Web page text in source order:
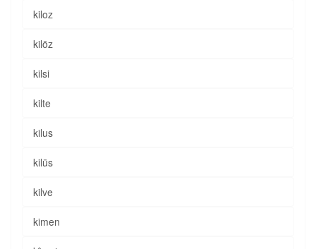
kiloz
kilöz
kilsi
kilte
kilus
kilüs
kilve
kimen